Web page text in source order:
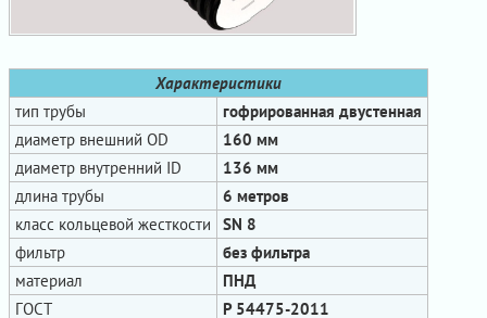
Характеристики
тип трубы
гофрированная двустенная
диаметр внешний OD
160 мм
диаметр внутренний ID
136 мм
длина трубы
6 метров
класс кольцевой жесткости
SN 8
фильтр
без фильтра
материал
ПНД
ГОСТ
Р 54475-2011